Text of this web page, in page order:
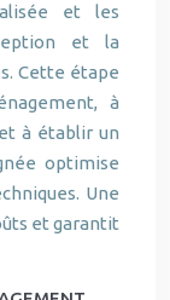
et les
et la
Cette étape
à
à établir un
optimise
Une
et garantit